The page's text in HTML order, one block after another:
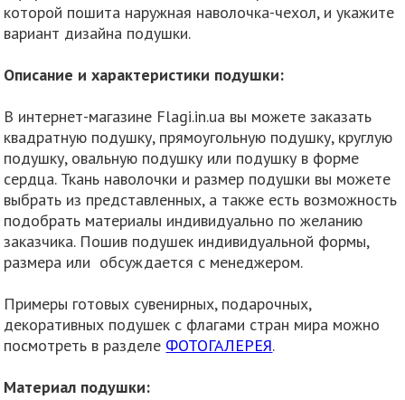
которой пошита наружная наволочка-чехол, и укажите
вариант дизайна подушки.
Описание и характеристики подушки:
В интернет-магазине Flagi.in.ua вы можете заказать
квадратную подушку, прямоугольную подушку, круглую
подушку, овальную подушку или подушку в форме
сердца. Ткань наволочки и размер подушки вы можете
выбрать из представленных, а также есть возможность
подобрать материалы индивидуально по желанию
заказчика. Пошив подушек индивидуальной формы,
размера или обсуждается с менеджером.
Примеры готовых сувенирных, подарочных,
декоративных подушек с флагами стран мира можно
посмотреть в разделе ФОТОГАЛЕРЕЯ.
Материал подушки: